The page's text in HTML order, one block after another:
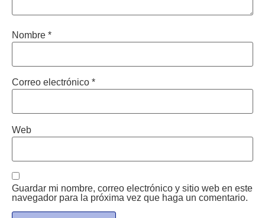
Nombre *
Correo electrónico *
Web
Guardar mi nombre, correo electrónico y sitio web en este
navegador para la próxima vez que haga un comentario.